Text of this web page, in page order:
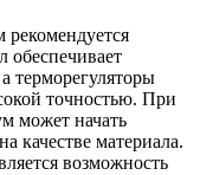
обеспечивает
терморегуляторы
точностью. При
может начать
качестве материала.
возможность